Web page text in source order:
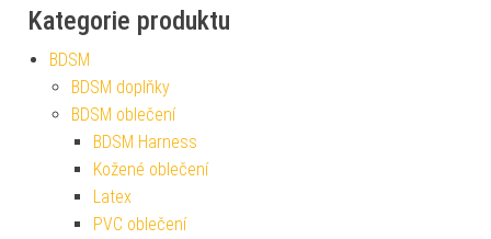
Kategorie produktu
BDSM
BDSM doplňky
BDSM oblečení
BDSM Harness
Kožené oblečení
Latex
PVC oblečení